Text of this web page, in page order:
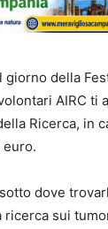
giorno della
AIRC ti
Ricerca, in
dove
sui